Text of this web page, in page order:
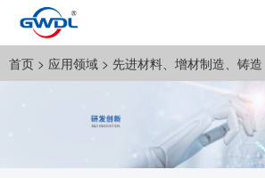
首页 > 应用领域 > 先进材料、增材制造、铸造